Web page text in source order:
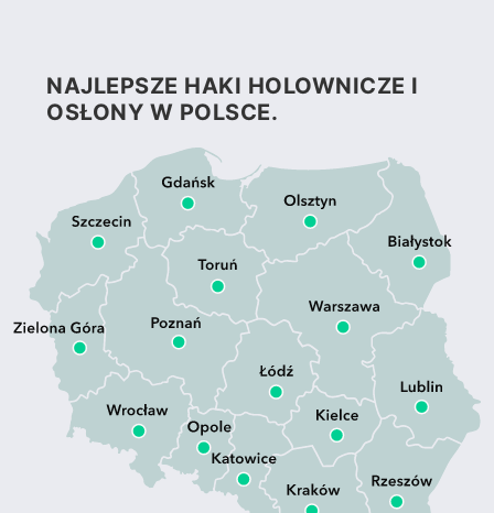
NAJLEPSZE HAKI HOLOWNICZE I
OSŁONY W POLSCE.